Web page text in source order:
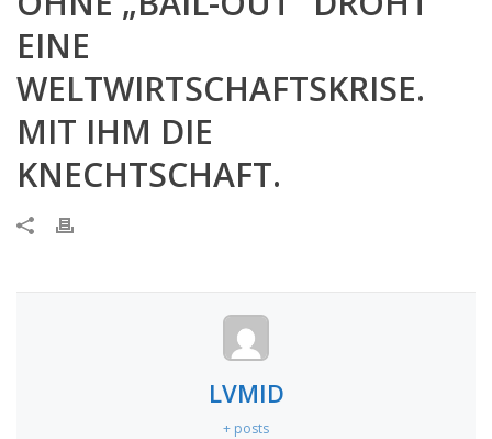
EINE
WELTWIRTSCHAFTSKRISE.
MIT IHM DIE
KNECHTSCHAFT.
LVMID
+ posts